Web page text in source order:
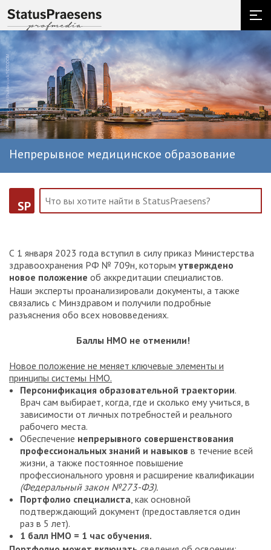
Непрерывное медицинское образование
SP
С 1 января 2023 года вступил в силу приказ Министерства
здравоохранения РФ № 709н, которым утверждено
новое положение об аккредитации специалистов.
Наши эксперты проанализировали документы, а также
связались с Минздравом и получили подробные
разъяснения обо всех нововведениях.
Баллы НМО не отменили!
Новое положение не меняет ключевые элементы и
принципы системы НМО.
Персонификация образовательной траектории.
Врач сам выбирает, когда, где и сколько ему учиться, в
зависимости от личных потребностей и реального
рабочего места.
Обеспечение непрерывного совершенствования
профессиональных знаний и навыков в течение всей
жизни, а также постоянное повышение
профессионального уровня и расширение квалификации
(Федеральный закон №273-ФЗ).
Портфолио специалиста, как основной
подтверждающий документ (предоставляется один
раз в 5 лет).
1 балл НМО = 1 час обучения.